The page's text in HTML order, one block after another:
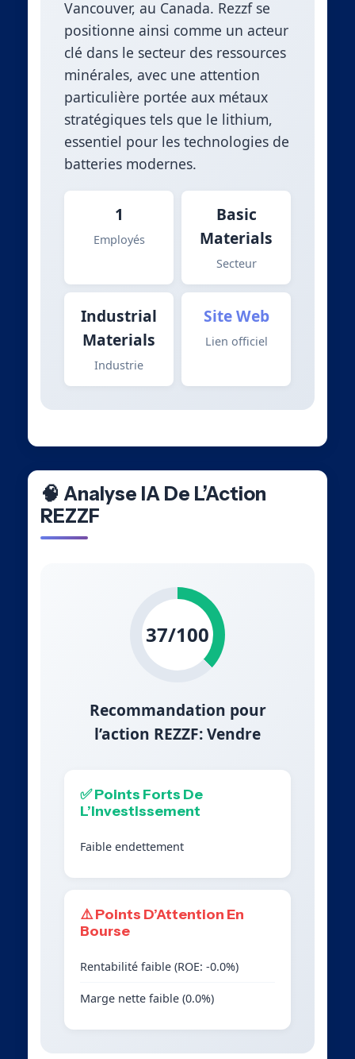
Vancouver, au Canada. Rezzf se
positionne ainsi comme un acteur
clé dans le secteur des ressources
minérales, avec une attention
particulière portée aux métaux
stratégiques tels que le lithium,
essentiel pour les technologies de
batteries modernes.
1
Employés
Basic
Materials
Secteur
Industrial
Materials
Industrie
Site Web
Lien officiel
🧠 Analyse IA De L’Action
REZZF
37/100
Recommandation pour
l’action REZZF: Vendre
✅ Points Forts De
L’Investissement
Faible endettement
⚠️ Points D’Attention En
Bourse
Rentabilité faible (ROE: -0.0%)
Marge nette faible (0.0%)